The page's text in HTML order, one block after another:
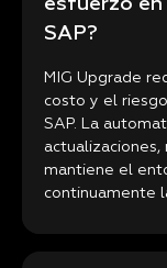
SAP?
MIG Upgrade
costo y el
SAP. La
mantiene el
continuamente